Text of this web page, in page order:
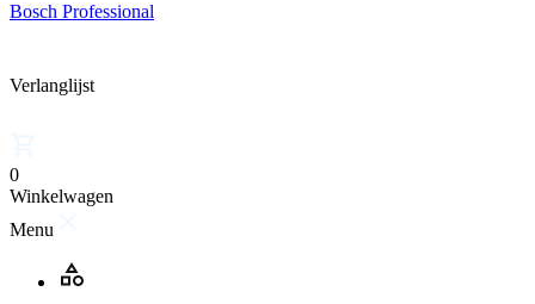
Bosch Professional
Verlanglijst
0
Winkelwagen
Menu